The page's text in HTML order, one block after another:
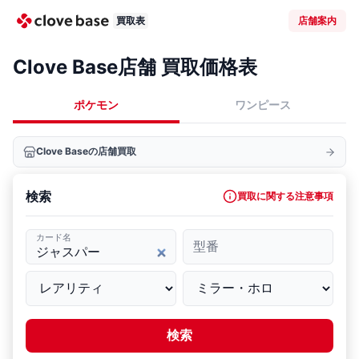
買取表 店舗案内
Clove Base店舗 買取価格表
ポケモン ワンピース
Clove Baseの店舗買取
検索 買取に関する注意事項
カード名
型番
検索